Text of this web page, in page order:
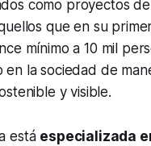
como proyectos
que en su
mínimo a 10 mil
en la sociedad de
y visible.
está especializada